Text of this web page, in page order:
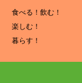
食べる！飲む！
楽しむ！
暮らす！